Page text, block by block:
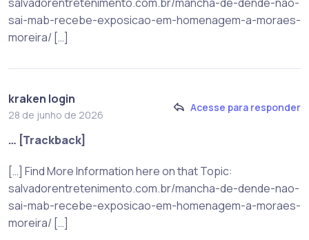
sai-mab-recebe-exposicao-em-homenagem-a-moraes-
moreira/ […]
kraken login
28 de junho de 2026
Acesse para responder
… [Trackback]
[…] Find More Information here on that Topic:
salvadorentretenimento.com.br/mancha-de-dende-nao-
sai-mab-recebe-exposicao-em-homenagem-a-moraes-
moreira/ […]